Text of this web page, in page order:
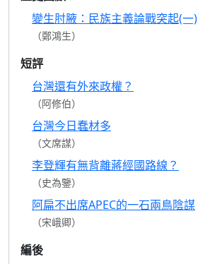
變生肘腋：民族主義論戰突起(一)
（鄭鴻生）
短評
台灣還有外來政權？
（阿修伯）
台灣今日蠢材多
（文席謀）
李登輝有無背離蔣經國路線？
（史為鑒）
阿扁不出席APEC的一石兩鳥陰謀
（宋峨卿）
編後